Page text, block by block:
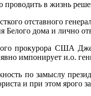
в жизнь
отставного
дома и лично
прокурора США
импонирует и.о.
по замыслу
и при этом ярого